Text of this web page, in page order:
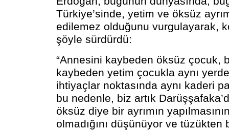
Türkiye’sinde, yetim ve öksüz
edilemez olduğunu vurgulayarak,
şöyle sürdürdü:
“Annesini kaybeden öksüz çocuk,
kaybeden yetim çocukla aynı
ihtiyaçlar noktasında aynı kaderi
bu nedenle, biz artık
öksüz diye bir ayrımın
olmadığını düşünüyor ve tüzükten